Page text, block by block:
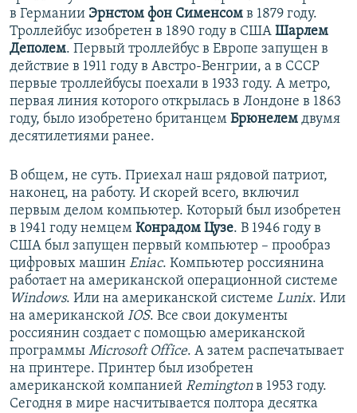
в Германии Эрнстом фон Сименсом в 1879 году.
Троллейбус изобретен в 1890 году в США Шарлем
Деполем. Первый троллейбус в Европе запущен в
действие в 1911 году в Австро-Венгрии, а в СССР
первые троллейбусы поехали в 1933 году. А метро,
первая линия которого открылась в Лондоне в 1863
году, было изобретено британцем Брюнелем двумя
десятилетиями ранее.
В общем, не суть. Приехал наш рядовой патриот,
наконец, на работу. И скорей всего, включил
первым делом компьютер. Который был изобретен
в 1941 году немцем Конрадом Цузе. В 1946 году в
США был запущен первый компьютер – прообраз
цифровых машин Eniac. Компьютер россиянина
работает на американской операционной системе
Windows. Или на американской системе Lunix. Или
на американской IOS. Все свои документы
россиянин создает с помощью американской
программы Microsoft Office. А затем распечатывает
на принтере. Принтер был изобретен
американской компанией Remingtonв 1953 году.
Сегодня в мире насчитывается полтора десятка